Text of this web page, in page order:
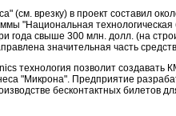
(см. врезку) в проект составил
"Национальная
года свыше 300 млн. долл. (на
значительная часть
технология позволит
"Микрона". Предприятие
бесконтактных билетов